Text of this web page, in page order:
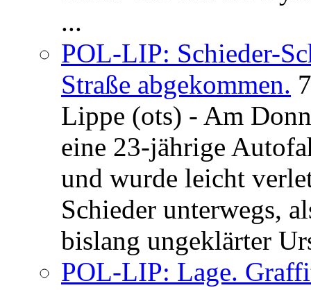
...
POL-LIP: Schieder-
Straße abgekommen.
Lippe (ots) - Am
eine 23-jährige
und wurde leicht
Schieder unterwegs,
bislang ungeklärter
POL-LIP: Lage.